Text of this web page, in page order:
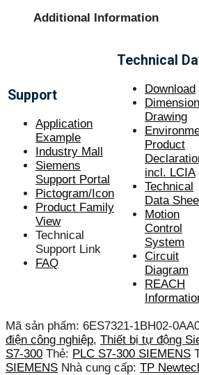
Additional Information
Support
Application
Example
Industry Mall
Siemens
Support Portal
Pictogram/Icon
Product Family
View
Technical
Support Link
FAQ
Technical
Download
Drawing
Product
incl. LCIA
Technical
Data
Motion
Control
System
Circuit
Diagram
REACH
Mã sản phẩm: 6ES7321-1BH02-
điện công nghiệp, Thiết bị tự động
S7-300 Thẻ: PLC S7-300 SIEMENS
SIEMENS Nhà cung cấp: TP